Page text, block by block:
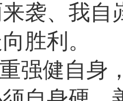
袭、我自
胜利。
健自身